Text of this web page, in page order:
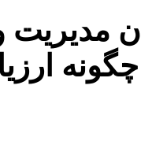
مدیریت